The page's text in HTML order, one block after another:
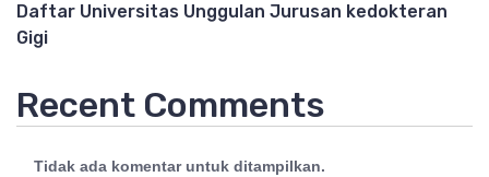
Daftar Universitas Unggulan Jurusan kedokteran
Gigi
Recent Comments
Tidak ada komentar untuk ditampilkan.